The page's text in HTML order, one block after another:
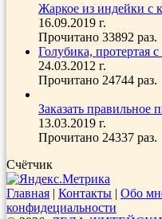
Жаркое из индейки с
16.09.2019 г.
Прочитано 33892 раз.
Голубика, протертая
24.03.2012 г.
Прочитано 24744 раз.
Заказать правильное
13.03.2019 г.
Прочитано 24337 раз.
Счётчик
Главная | Контакты | Обо
конфидециальности